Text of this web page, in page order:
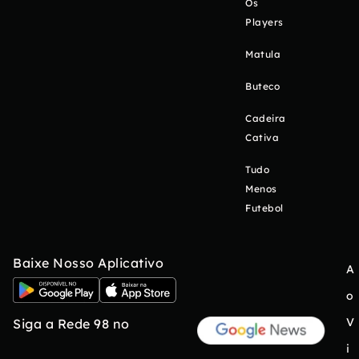
Os
Players
Matula
Buteco
Cadeira
Cativa
Tudo
Menos
Futebol
Baixe Nosso Aplicativo
Siga a Rede 98 no
A
o
V
i